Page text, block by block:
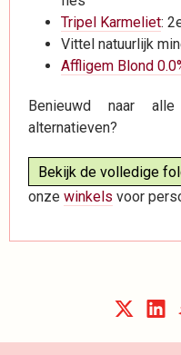
Tripel Karmeliet:
Vittel natuurlijk
Affligem Blond
Benieuwd naar
alternatieven?
Bekijk de volledige
onze winkels voor